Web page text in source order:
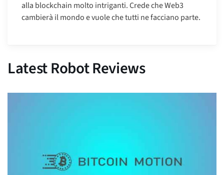
alla blockchain molto intriganti. Crede che Web3
cambierà il mondo e vuole che tutti ne facciano parte.
Latest Robot Reviews